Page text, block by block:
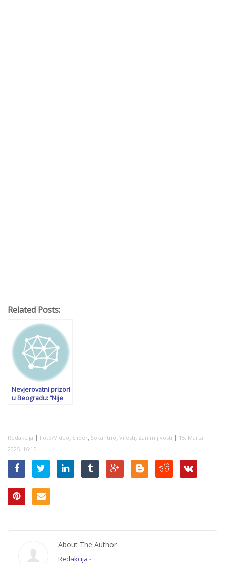
Related Posts:
Nevjerovatni prizori
u Beogradu: “Nije
Redakcija | Foto/Video, Slider, Šokantno, Vijesti, Zanimljivosti | 15. Marta
2025. 16:15
About The Author
Redakcija -